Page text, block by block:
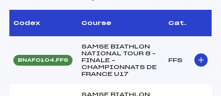
Codex Course Cat.
BNAF0104.FFS
SAMSE BIATHLON
NATIONAL TOUR 8 –
FINALE –
CHAMPIONNATS DE
FRANCE U17
FFS
SAMSE BIATHLON